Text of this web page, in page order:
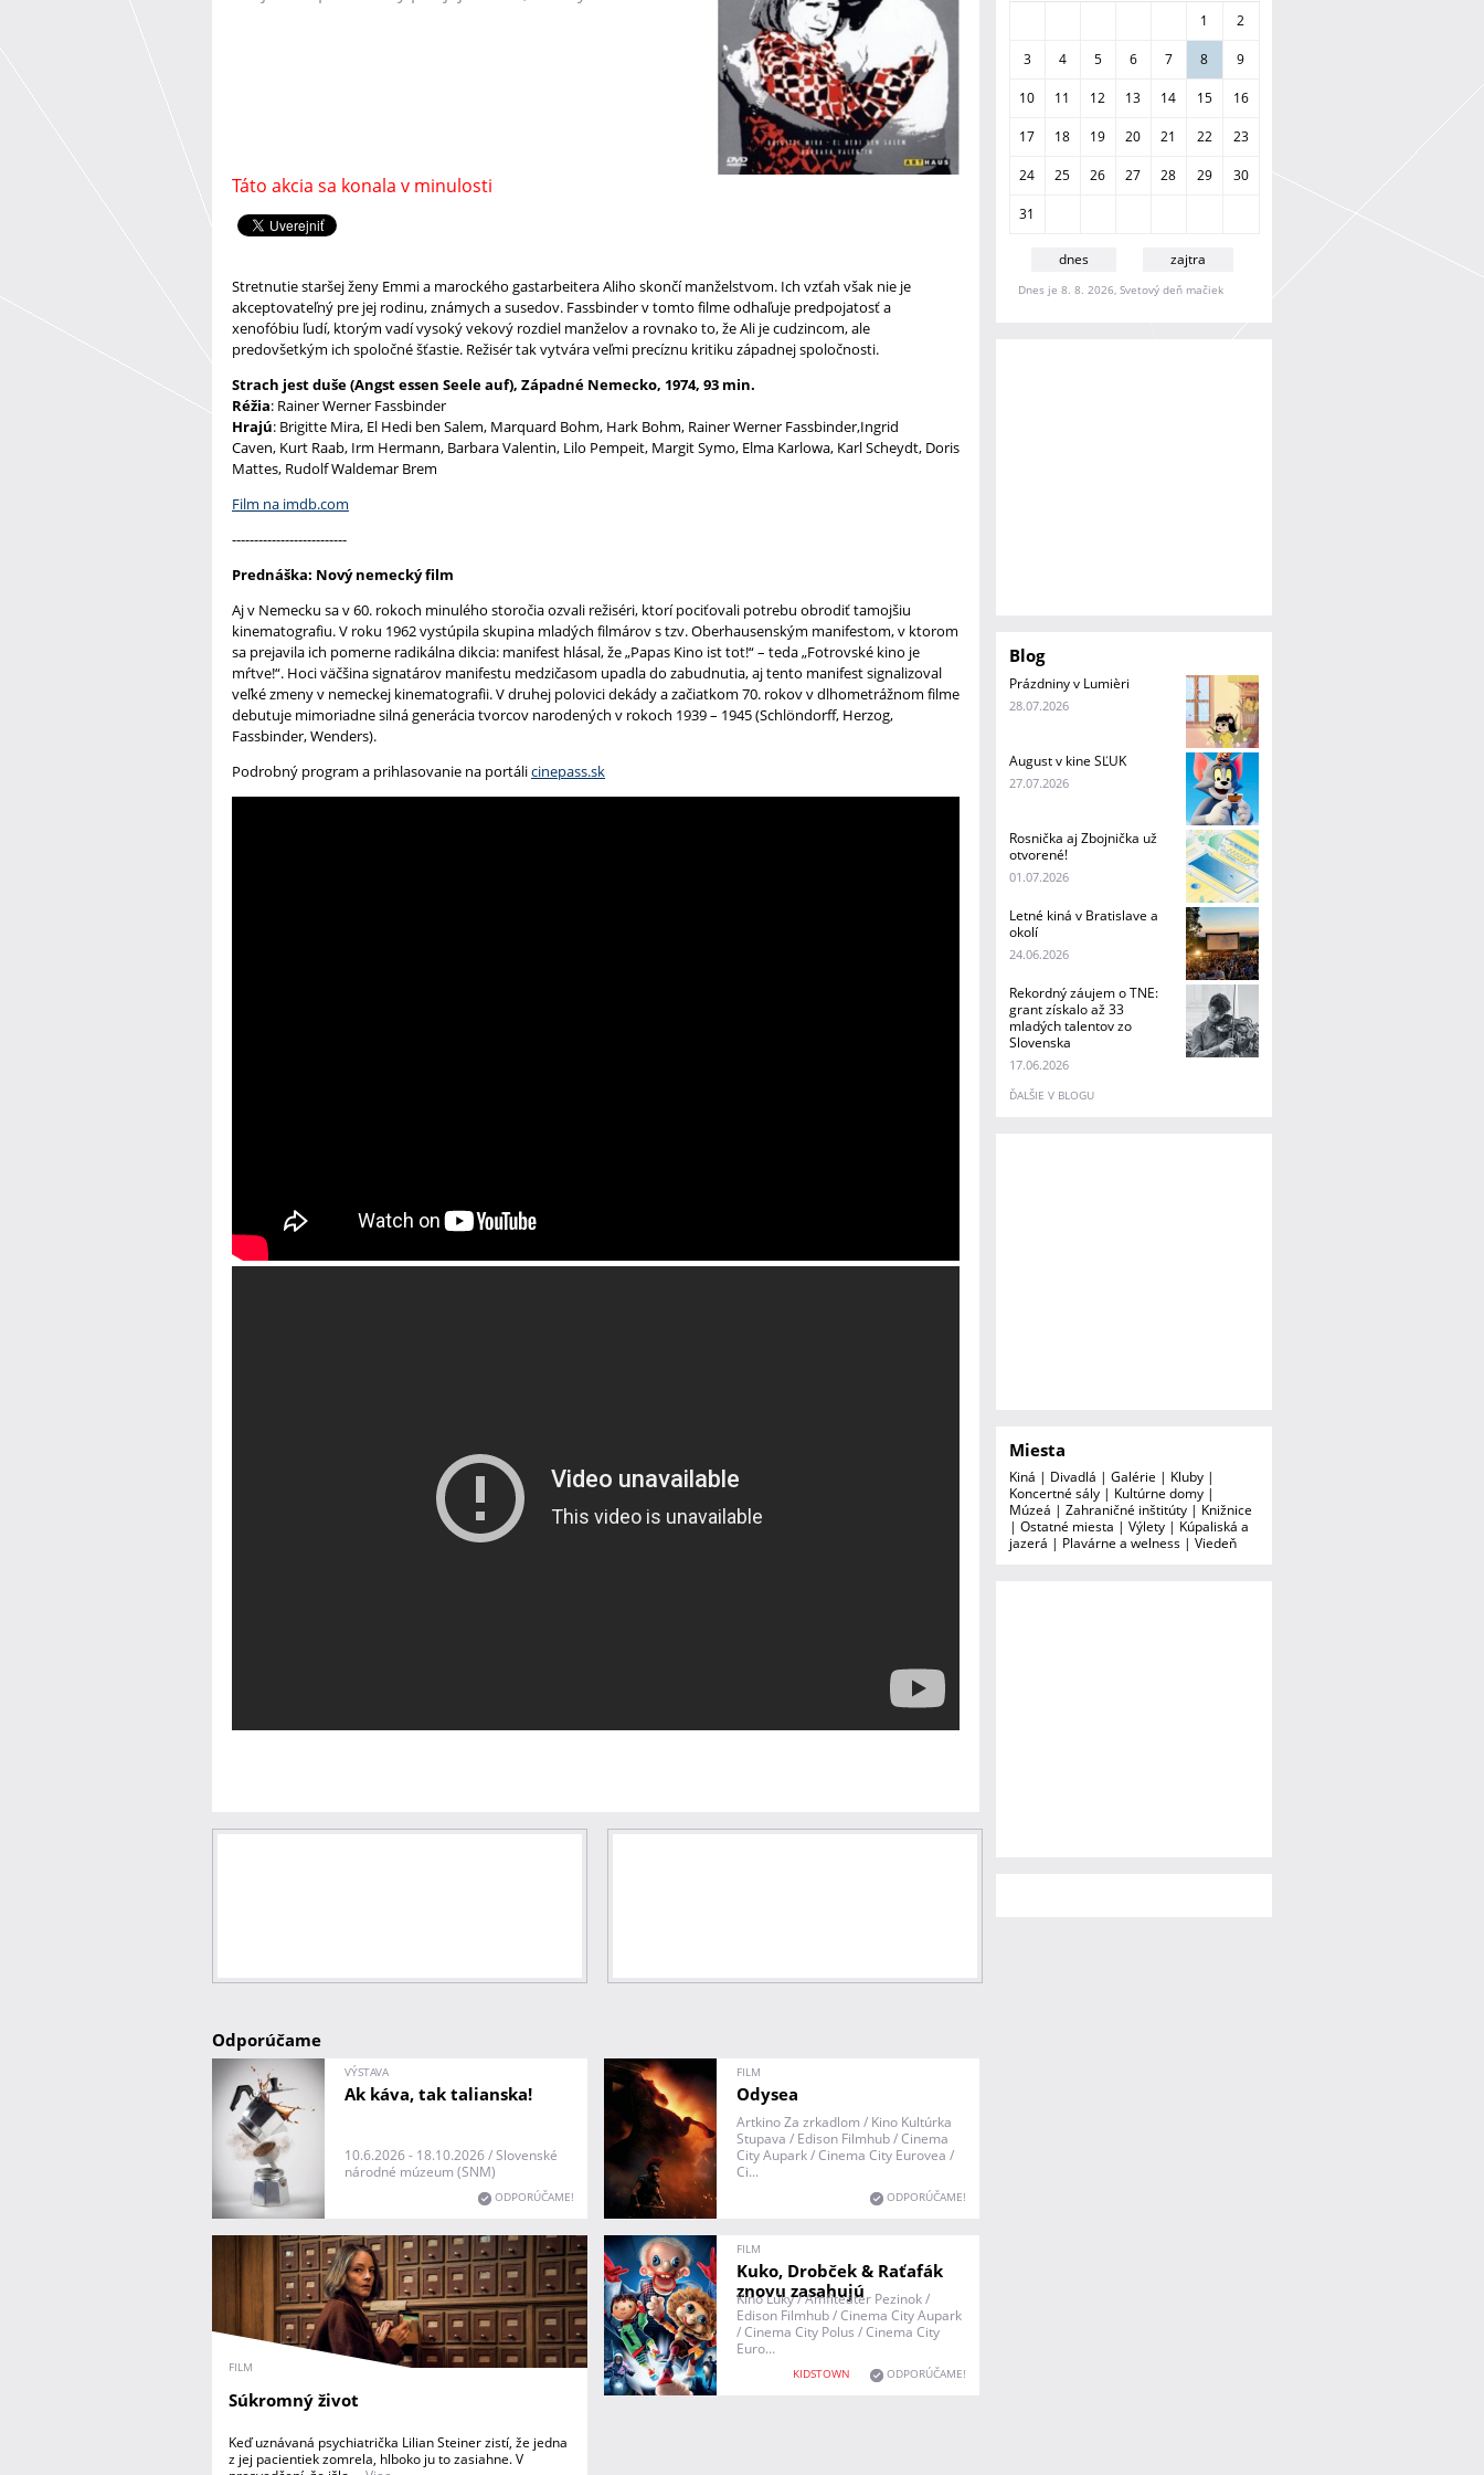
Táto akcia sa konala v minulosti
Stretnutie staršej ženy Emmi a marockého gastarbeitera Aliho skončí manželstvom. Ich vzťah však nie je
akceptovateľný pre jej rodinu, známych a susedov. Fassbinder v tomto filme odhaľuje predpojatosť a
xenofóbiu ľudí, ktorým vadí vysoký vekový rozdiel manželov a rovnako to, že Ali je cudzincom, ale
predovšetkým ich spoločné šťastie. Režisér tak vytvára veľmi precíznu kritiku západnej spoločnosti.
Strach jest duše (Angst essen Seele auf), Západné Nemecko, 1974, 93 min.
Réžia: Rainer Werner Fassbinder
Hrajú: Brigitte Mira, El Hedi ben Salem, Marquard Bohm, Hark Bohm, Rainer Werner Fassbinder,Ingrid
Caven, Kurt Raab, Irm Hermann, Barbara Valentin, Lilo Pempeit, Margit Symo, Elma Karlowa, Karl Scheydt, Doris
Mattes, Rudolf Waldemar Brem
Film na imdb.com
--------------------------
Prednáška: Nový nemecký film
Aj v Nemecku sa v 60. rokoch minulého storočia ozvali režiséri, ktorí pociťovali potrebu obrodiť tamojšiu
kinematografiu. V roku 1962 vystúpila skupina mladých filmárov s tzv. Oberhausenským manifestom, v ktorom
sa prejavila ich pomerne radikálna dikcia: manifest hlásal, že „Papas Kino ist tot!“ – teda „Fotrovské kino je
mŕtve!“. Hoci väčšina signatárov manifestu medzičasom upadla do zabudnutia, aj tento manifest signalizoval
veľké zmeny v nemeckej kinematografii. V druhej polovici dekády a začiatkom 70. rokov v dlhometrážnom filme
debutuje mimoriadne silná generácia tvorcov narodených v rokoch 1939 – 1945 (Schlöndorff, Herzog,
Fassbinder, Wenders).
Podrobný program a prihlasovanie na portálicinepass.sk
Odporúčame
VÝSTAVA
Ak káva, tak talianska!
10.6.2026 - 18.10.2026 / Slovenské
národné múzeum (SNM)
ODPORÚČAME!
FILM
Odysea
Artkino Za zrkadlom / Kino Kultúrka
Stupava / Edison Filmhub / Cinema
City Aupark / Cinema City Eurovea /
Ci...
ODPORÚČAME!
FILM
Súkromný život
Keď uznávaná psychiatrička Lilian Steiner zistí, že jedna
z jej pacientiek zomrela, hlboko ju to zasiahne. V
FILM
Kuko, Drobček & Raťafák
znovu zasahujú
Kino Lúky / Amfiteáter Pezinok /
Edison Filmhub / Cinema City Aupark
/ Cinema City Polus / Cinema City
Euro...
KIDSTOWN ODPORÚČAME!
1 2
3 4 5 6 7 8 9
10 11 12 13 14 15 16
17 18 19 20 21 22 23
24 25 26 27 28 29 30
31
dnes zajtra
Dnes je 8. 8. 2026, Svetový deň mačiek
Blog
Prázdniny v Lumièri
28.07.2026
August v kine SĽUK
27.07.2026
Rosnička aj Zbojnička už
otvorené!
01.07.2026
Letné kiná v Bratislave a
okolí
24.06.2026
Rekordný záujem o TNE:
grant získalo až 33
mladých talentov zo
Slovenska
17.06.2026
ĎALŠIE V BLOGU
Miesta
Kiná | Divadlá | Galérie | Kluby |
Koncertné sály | Kultúrne domy |
Múzeá | Zahraničné inštitúty | Knižnice
| Ostatné miesta | Výlety | Kúpaliská a
jazerá | Plavárne a welness | Viedeň